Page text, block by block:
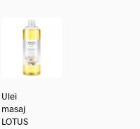
Ulei
masaj
LOTUS